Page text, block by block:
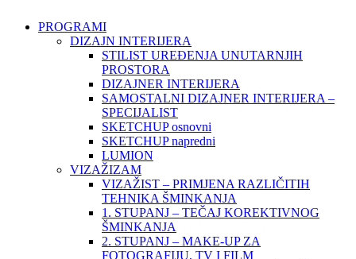
PROGRAMI
DIZAJN INTERIJERA
STILIST UREĐENJA UNUTARNJIH
PROSTORA
DIZAJNER INTERIJERA
SAMOSTALNI DIZAJNER INTERIJERA –
SPECIJALIST
SKETCHUP osnovni
SKETCHUP napredni
LUMION
VIZAŽIZAM
VIZAŽIST – PRIMJENA RAZLIČITIH
TEHNIKA ŠMINKANJA
1. STUPANJ – TEČAJ KOREKTIVNOG
ŠMINKANJA
2. STUPANJ – MAKE-UP ZA
FOTOGRAFIJU, TV I FILM